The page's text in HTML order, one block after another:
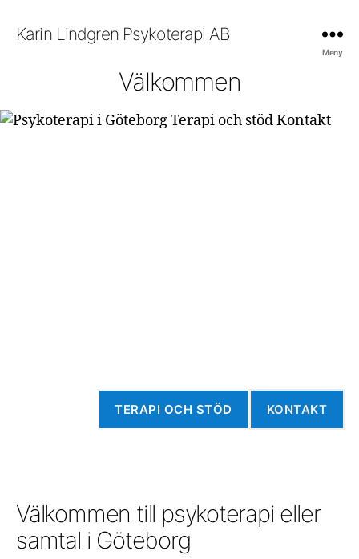
Karin Lindgren Psykoterapi AB
Meny
Välkommen
TERAPI OCH STÖD KONTAKT
Välkommen till psykoterapi eller
samtal i Göteborg